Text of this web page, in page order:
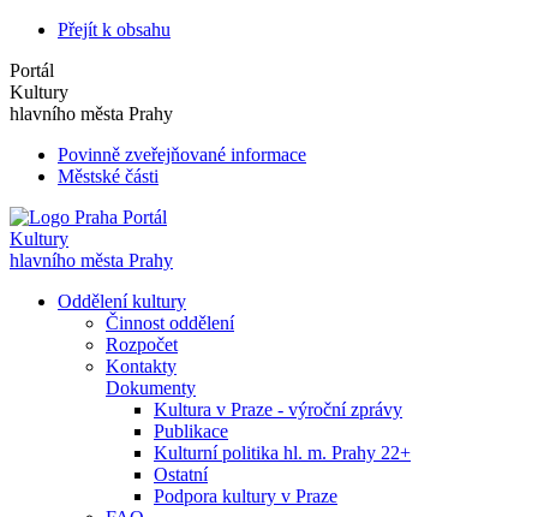
Přejít k obsahu
Portál
Kultury
hlavního města Prahy
Povinně zveřejňované informace
Městské části
Portál
Kultury
hlavního města Prahy
Oddělení kultury
Činnost oddělení
Rozpočet
Kontakty
Dokumenty
Kultura v Praze - výroční zprávy
Publikace
Kulturní politika hl. m. Prahy 22+
Ostatní
Podpora kultury v Praze